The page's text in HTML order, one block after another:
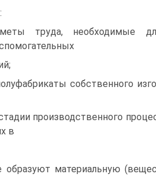
труда, необходимые
собственного
производственного
в
материальную